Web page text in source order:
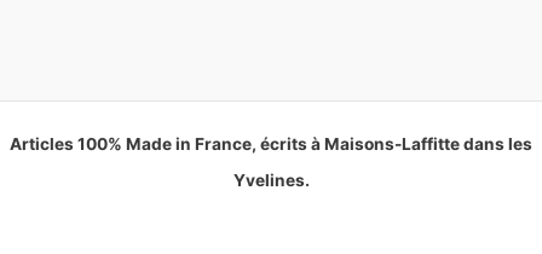
Articles 100% Made in France, écrits à Maisons-Laffitte dans les
Yvelines.